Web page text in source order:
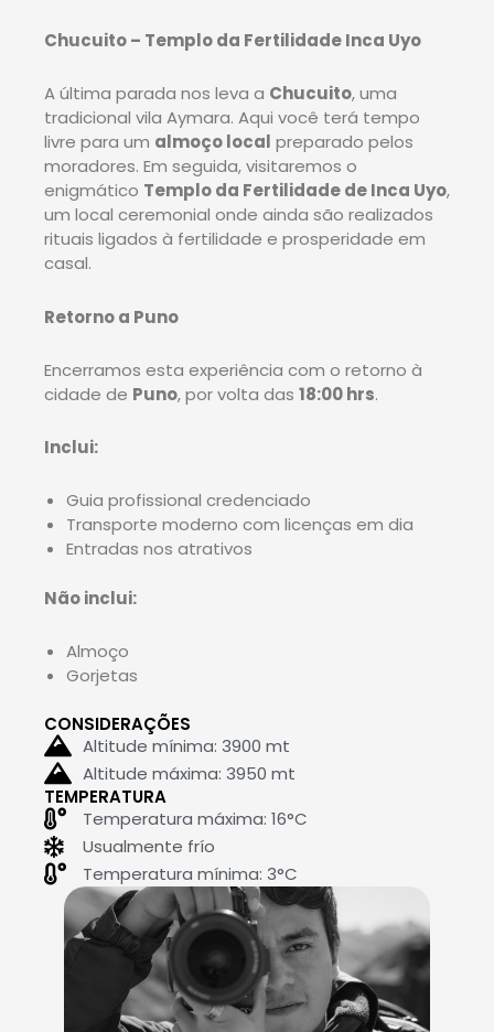
Chucuito – Templo da Fertilidade Inca Uyo
A última parada nos leva a Chucuito, uma
tradicional vila Aymara. Aqui você terá tempo
livre para um almoço local preparado pelos
moradores. Em seguida, visitaremos o
enigmático Templo da Fertilidade de Inca Uyo,
um local ceremonial onde ainda são realizados
rituais ligados à fertilidade e prosperidade em
casal.
Retorno a Puno
Encerramos esta experiência com o retorno à
cidade de Puno, por volta das 18:00 hrs.
Inclui:
Guia profissional credenciado
Transporte moderno com licenças em dia
Entradas nos atrativos
Não inclui:
Almoço
Gorjetas
CONSIDERAÇÕES
Altitude mínima: 3900 mt
Altitude máxima: 3950 mt
TEMPERATURA
Temperatura máxima: 16°C
Usualmente frío
Temperatura mínima: 3°C